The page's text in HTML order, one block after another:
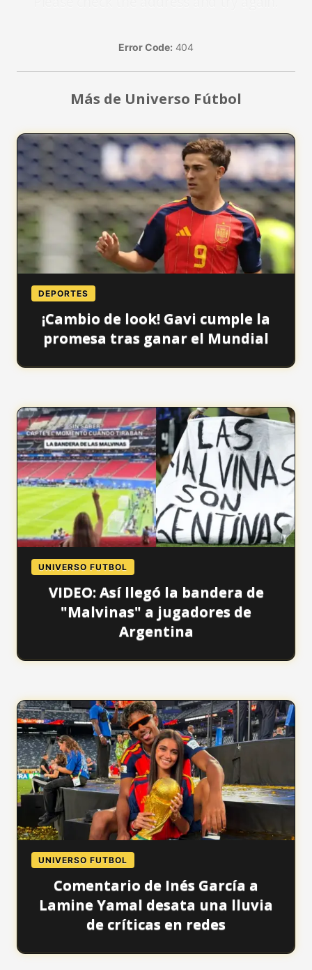
Error Code: 404
Más de Universo Fútbol
DEPORTES
¡Cambio de look! Gavi cumple la
promesa tras ganar el Mundial
UNIVERSO FUTBOL
VIDEO: Así llegó la bandera de
"Malvinas" a jugadores de
Argentina
UNIVERSO FUTBOL
Comentario de Inés García a
Lamine Yamal desata una lluvia
de críticas en redes